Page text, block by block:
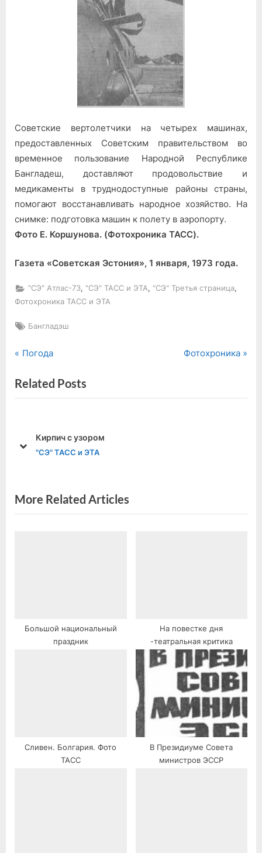
Советские вертолетчики на четырех машинах,
предоставленных Советским правительством во
временное пользование Народной Республике
Бангладеш, доставляют продовольствие и
медикаменты в труднодоступные районы страны,
помогают восстанавливать народное хозяйство. На
снимке: подготовка машин к полету в аэропорту.
Фото Е. Коршунова. (Фотохроника ТАСС).
Газета «Советская Эстония», 1 января, 1973 года.
"СЭ" Атлас-73, "СЭ" ТАСС и ЭТА, "СЭ" Третья страница,
Фотохроника ТАСС и ЭТА
Tags:
Бангладэш
Навигация
по
записям
P
e
v
u
s
Погода
N
t
Фотохроника
Related Posts
Кирпич с узором
"СЭ" ТАСС и ЭТА
prev
next
More Related Articles
Большой национальный
праздник
На повестке дня
-театральная критика
Сливен. Болгария. Фото
ТАСС
В Президиуме Совета
министров ЭССР